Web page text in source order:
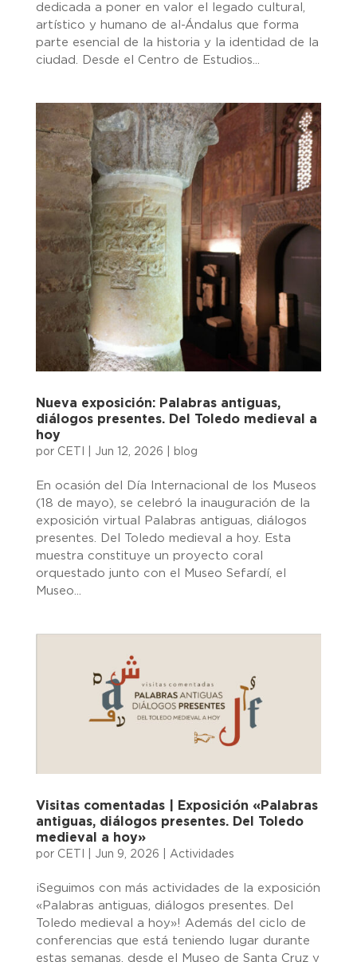
dedicada a poner en valor el legado cultural,
artístico y humano de al-Ándalus que forma
parte esencial de la historia y la identidad de la
ciudad. Desde el Centro de Estudios...
Nueva exposición: Palabras antiguas,
diálogos presentes. Del Toledo medieval a
hoy
por CETI Jun 12, 2026 blog
En ocasión del Día Internacional de los Museos
(18 de mayo), se celebró la inauguración de la
exposición virtual Palabras antiguas, diálogos
presentes. Del Toledo medieval a hoy. Esta
muestra constituye un proyecto coral
orquestado junto con el Museo Sefardí, el
Museo...
Visitas comentadas | Exposición «Palabras
antiguas, diálogos presentes. Del Toledo
medieval a hoy»
por CETI Jun 9, 2026 Actividades
¡Seguimos con más actividades de la exposición
«Palabras antiguas, diálogos presentes. Del
Toledo medieval a hoy»! Además del ciclo de
conferencias que está teniendo lugar durante
estas semanas, desde el Museo de Santa Cruz y